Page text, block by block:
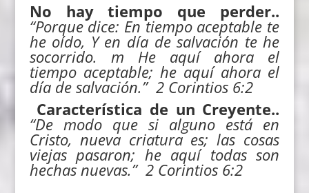
No hay tiempo que perder..
“Porque dice: En tiempo aceptable te
he oído, Y en día de salvación te he
socorrido. m He aquí ahora el
tiempo aceptable; he aquí ahora el
día de salvación.” 2 Corintios 6:2
Característica de un Creyente..
“De modo que si alguno está en
Cristo, nueva criatura es; las cosas
viejas pasaron; he aquí todas son
hechas nuevas.” 2 Corintios 6:2